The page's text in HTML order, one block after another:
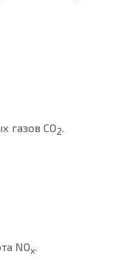
газов СО2.
NOx.